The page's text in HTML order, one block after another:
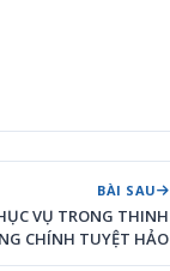
BÀI SAU
VỤ TRONG THINH
CHÍNH TUYỆT HẢO